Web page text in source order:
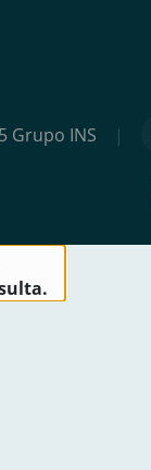
Grupo INS |